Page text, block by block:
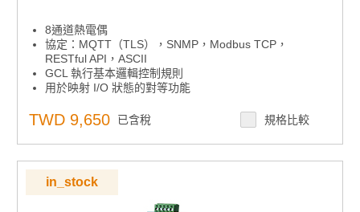
8通道熱電偶
協定：MQTT（TLS），SNMP，Modbus TCP，
RESTful API，ASCII
GCL 執行基本邏輯控制規則
用於映射 I/O 狀態的對等功能
內置網路伺服器
TWD 9,650 已含稅 規格比較
in_stock